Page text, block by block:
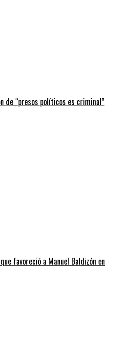
de “presos políticos es criminal”
favoreció a Manuel Baldizón en